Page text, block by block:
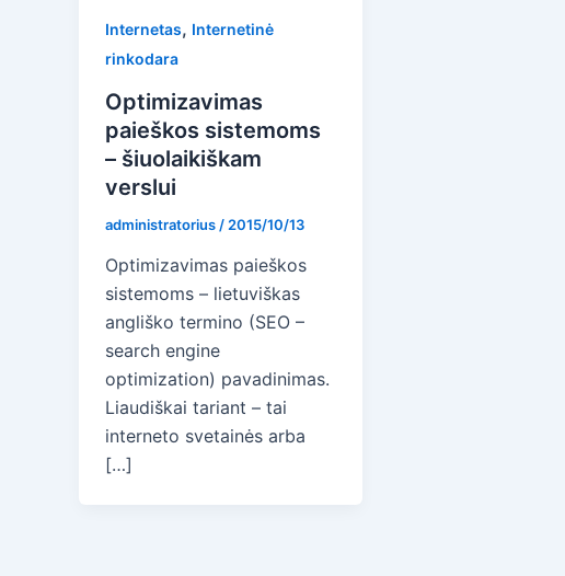
Internetas, Internetinė
rinkodara
Optimizavimas
paieškos sistemoms
– šiuolaikiškam
verslui
administratorius / 2015/10/13
Optimizavimas paieškos
sistemoms – lietuviškas
angliško termino (SEO –
search engine
optimization) pavadinimas.
Liaudiškai tariant – tai
interneto svetainės arba
[…]